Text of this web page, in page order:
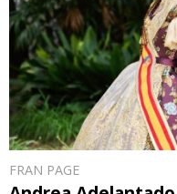
FRAN PAGE